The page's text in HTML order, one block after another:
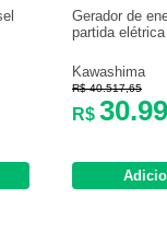
Gerador de
partida
Kawashima
R$ 40.517,65
R$